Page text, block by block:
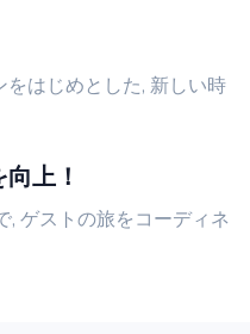
はじめとした, 新しい時
上！
, ゲストの旅をコーディネ